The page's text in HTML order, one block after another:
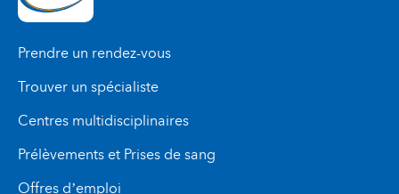
Prendre un rendez-vous
Trouver un spécialiste
Centres multidisciplinaires
Prélèvements et Prises de sang
Offres d’emploi